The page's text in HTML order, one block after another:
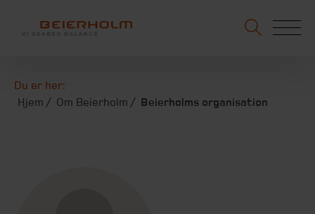
Du er her:
Hjem
Om Beierholm Beierholms organisation